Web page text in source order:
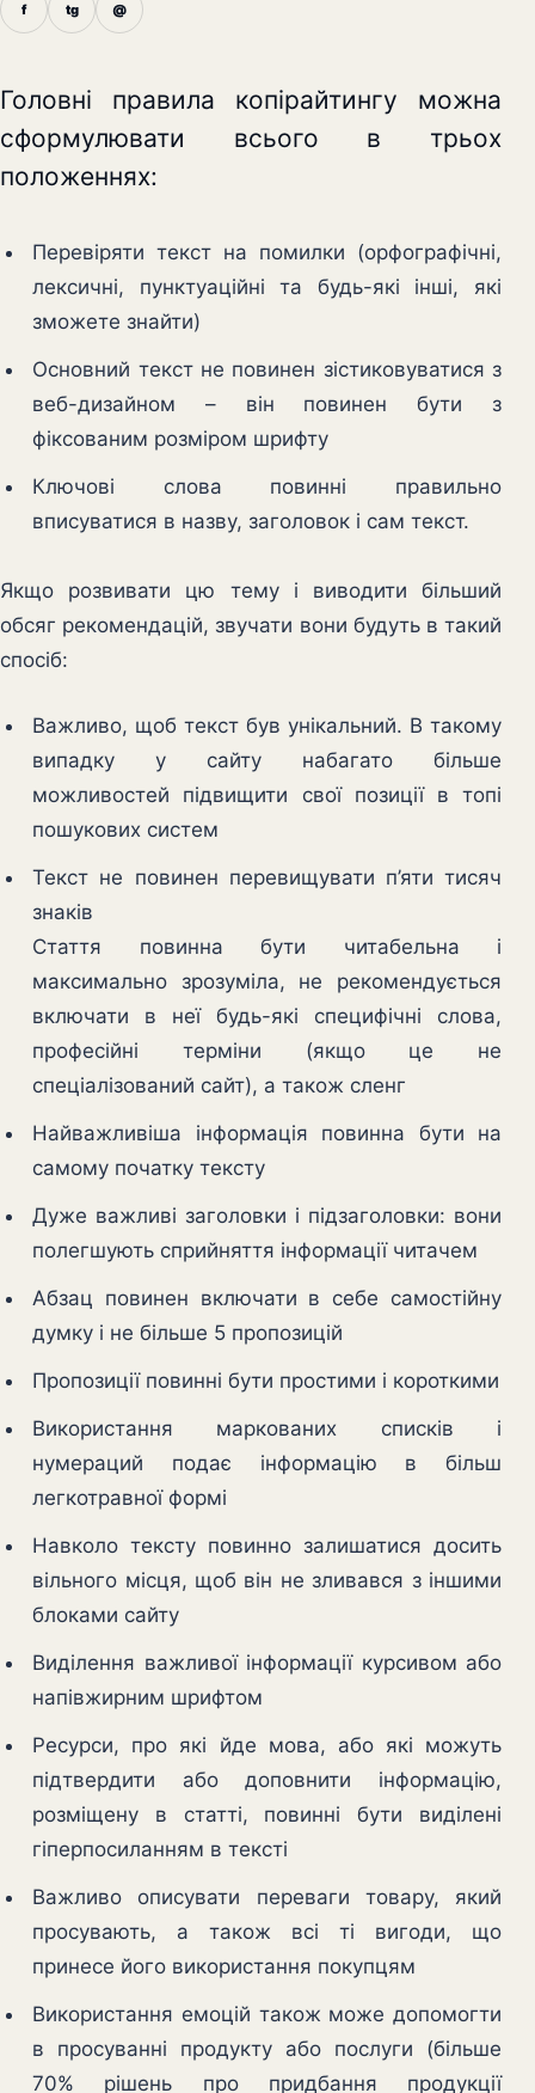
f tg @
Головні правила копірайтингу можна
сформулювати всього в трьох
положеннях:
Перевіряти текст на помилки (орфографічні,
лексичні, пунктуаційні та будь-які інші, які
зможете знайти)
Основний текст не повинен зістиковуватися з
веб-дизайном – він повинен бути з
фіксованим розміром шрифту
Ключові слова повинні правильно
вписуватися в назву, заголовок і сам текст.
Якщо розвивати цю тему і виводити більший
обсяг рекомендацій, звучати вони будуть в такий
спосіб:
Важливо, щоб текст був унікальний. В такому
випадку у сайту набагато більше
можливостей підвищити свої позиції в топі
пошукових систем
Текст не повинен перевищувати п’яти тисяч
знаків
Стаття повинна бути читабельна і
максимально зрозуміла, не рекомендується
включати в неї будь-які специфічні слова,
професійні терміни (якщо це не
спеціалізований сайт), а також сленг
Найважливіша інформація повинна бути на
самому початку тексту
Дуже важливі заголовки і підзаголовки: вони
полегшують сприйняття інформації читачем
Абзац повинен включати в себе самостійну
думку і не більше 5 пропозицій
Пропозиції повинні бути простими і короткими
Використання маркованих списків і
нумераций подає інформацію в більш
легкотравної формі
Навколо тексту повинно залишатися досить
вільного місця, щоб він не зливався з іншими
блоками сайту
Виділення важливої ​​інформації курсивом або
напівжирним шрифтом
Ресурси, про які йде мова, або які можуть
підтвердити або доповнити інформацію,
розміщену в статті, повинні бути виділені
гіперпосиланням в тексті
Важливо описувати переваги товару, який
просувають, а також всі ті вигоди, що
принесе його використання покупцям
Використання емоцій також може допомогти
в просуванні продукту або послуги (більше
70% рішень про придбання продукції